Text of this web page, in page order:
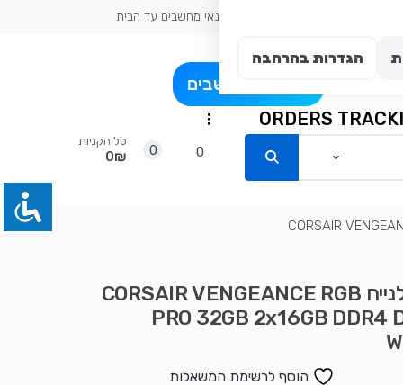
הגדרות בהרחבה
טכנאי מחשבים עד הבית
בלוג מחשבים
ORDERS
...
0
0
סל הקניות
0₪
זכרון לנייח CORSAIR VENGEANCE RGB
PRO 32GB 2x16GB DDR4
הוסף לרשימת המשאלות